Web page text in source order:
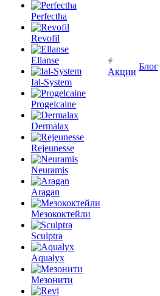
Perfectha
Revofil
Ellanse
Ial-System
Progelcaine
Dermalax
Rejeunesse
Neuramis
Aragan
Мезококтейли
Sculptra
Aqualyx
Мезонити
Акции
Блог